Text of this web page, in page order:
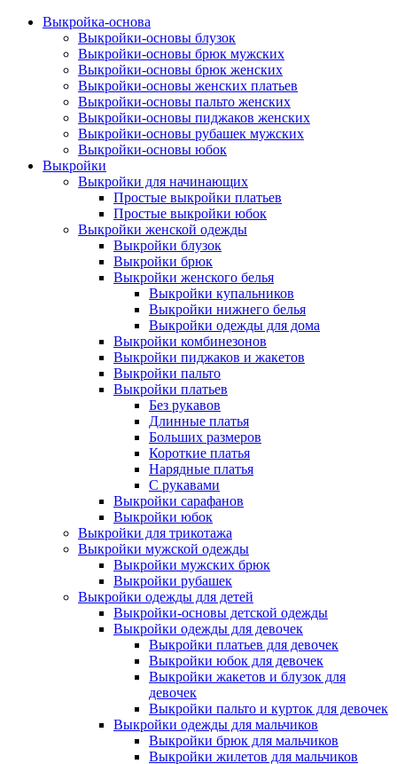
Выкройка-основа
Выкройки-основы блузок
Выкройки-основы брюк мужских
Выкройки-основы брюк женских
Выкройки-основы женских платьев
Выкройки-основы пальто женских
Выкройки-основы пиджаков женских
Выкройки-основы рубашек мужских
Выкройки-основы юбок
Выкройки
Выкройки для начинающих
Простые выкройки платьев
Простые выкройки юбок
Выкройки женской одежды
Выкройки блузок
Выкройки брюк
Выкройки женского белья
Выкройки купальников
Выкройки нижнего белья
Выкройки одежды для дома
Выкройки комбинезонов
Выкройки пиджаков и жакетов
Выкройки пальто
Выкройки платьев
Без рукавов
Длинные платья
Больших размеров
Короткие платья
Нарядные платья
С рукавами
Выкройки сарафанов
Выкройки юбок
Выкройки для трикотажа
Выкройки мужской одежды
Выкройки мужских брюк
Выкройки рубашек
Выкройки одежды для детей
Выкройки-основы детской одежды
Выкройки одежды для девочек
Выкройки платьев для девочек
Выкройки юбок для девочек
Выкройки жакетов и блузок для
девочек
Выкройки пальто и курток для девочек
Выкройки одежды для мальчиков
Выкройки брюк для мальчиков
Выкройки жилетов для мальчиков